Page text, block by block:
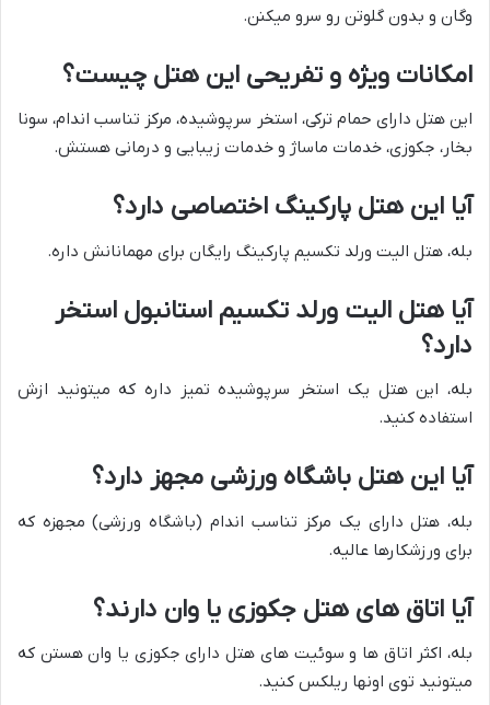
وگان و بدون گلوتن رو سرو میکنن.
امکانات ویژه و تفریحی این هتل چیست؟
این هتل دارای حمام ترکی، استخر سرپوشیده، مرکز تناسب اندام، سونا
بخار، جکوزی، خدمات ماساژ و خدمات زیبایی و درمانی هستش.
آیا این هتل پارکینگ اختصاصی دارد؟
بله، هتل الیت ورلد تکسیم پارکینگ رایگان برای مهمانانش داره.
آیا هتل الیت ورلد تکسیم استانبول استخر
دارد؟
بله، این هتل یک استخر سرپوشیده تمیز داره که میتونید ازش
استفاده کنید.
آیا این هتل باشگاه ورزشی مجهز دارد؟
بله، هتل دارای یک مرکز تناسب اندام (باشگاه ورزشی) مجهزه که
برای ورزشکارها عالیه.
آیا اتاق های هتل جکوزی یا وان دارند؟
بله، اکثر اتاق ها و سوئیت های هتل دارای جکوزی یا وان هستن که
میتونید توی اونها ریلکس کنید.